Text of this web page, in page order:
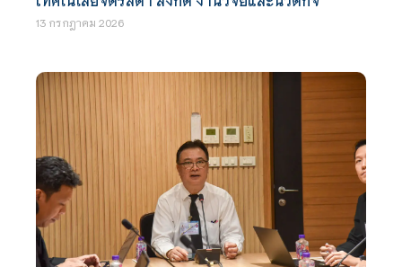
13 กรกฎาคม 2026